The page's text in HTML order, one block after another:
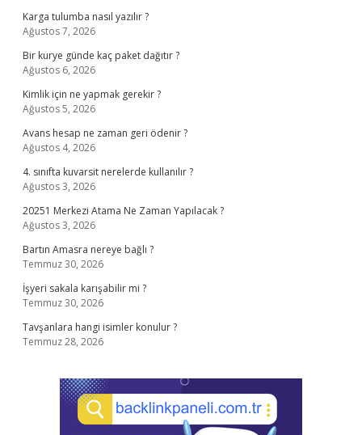
Karga tulumba nasıl yazılır ?
Ağustos 7, 2026
Bir kurye günde kaç paket dağıtır ?
Ağustos 6, 2026
Kimlik için ne yapmak gerekir ?
Ağustos 5, 2026
Avans hesap ne zaman geri ödenir ?
Ağustos 4, 2026
4. sınıfta kuvarsit nerelerde kullanılır ?
Ağustos 3, 2026
20251 Merkezi Atama Ne Zaman Yapılacak ?
Ağustos 3, 2026
Bartın Amasra nereye bağlı ?
Temmuz 30, 2026
İşyeri sakala karışabilir mi ?
Temmuz 30, 2026
Tavşanlara hangi isimler konulur ?
Temmuz 28, 2026